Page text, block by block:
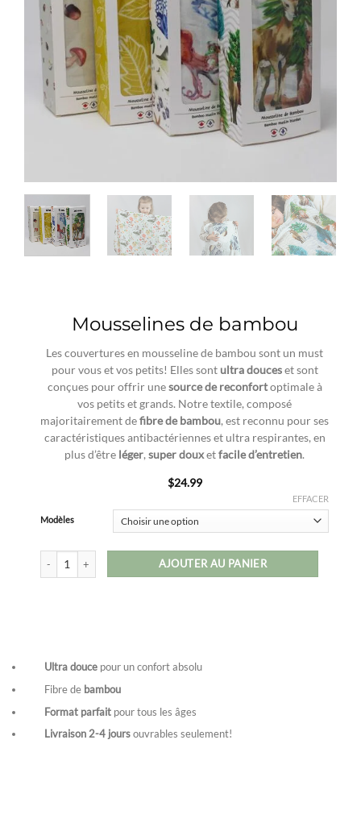
Mousselines de bambou
Les couvertures en mousseline de bambou sont un must
pour vous et vos petits! Elles sont ultra douceset sont
conçues pour offrir unesource de reconfort optimale à
vos petits et grands. Notre textile, composé
majoritairement defibre de bambou, est reconnu pour ses
caractéristiques antibactériennes et ultra respirantes, en
plus d’être léger,super douxetfacile d’entretien.
$24.99
Modèles
EFFACER
quantité de Mousselines de bambouAJOUTER AU PANIER
Ultra douce pour un confort absolu
Fibre de bambou
Format parfait pour tous les âges
Livraison 2-4 joursouvrables seulement!